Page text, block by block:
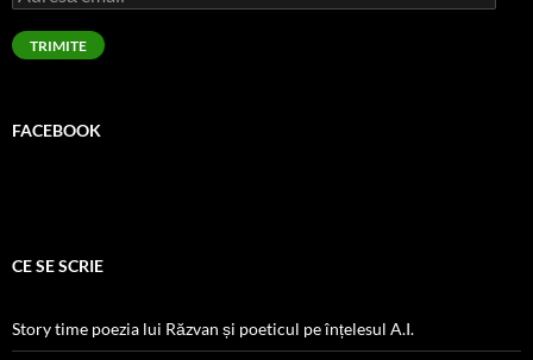
email
TRIMITE
FACEBOOK
CE SE SCRIE
Story time poezia lui Răzvan și poeticul pe înțelesul A.I.